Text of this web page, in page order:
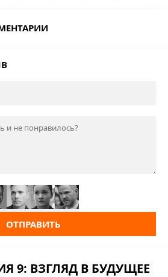
ОТПРАВИТЬ
9: ВЗГЛЯД В БУДУЩЕЕ